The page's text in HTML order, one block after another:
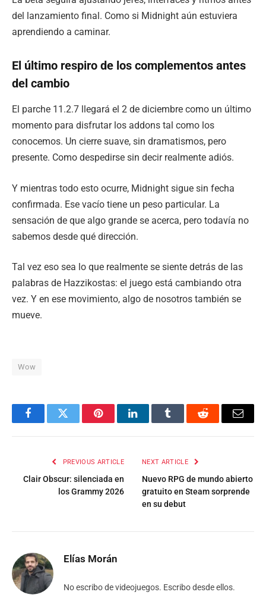
del lanzamiento final. Como si Midnight aún estuviera
aprendiendo a caminar.
El último respiro de los complementos antes
del cambio
El parche 11.2.7 llegará el 2 de diciembre como un último
momento para disfrutar los addons tal como los
conocemos. Un cierre suave, sin dramatismos, pero
presente. Como despedirse sin decir realmente adiós.
Y mientras todo esto ocurre, Midnight sigue sin fecha
confirmada. Ese vacío tiene un peso particular. La
sensación de que algo grande se acerca, pero todavía no
sabemos desde qué dirección.
Tal vez eso sea lo que realmente se siente detrás de las
palabras de Hazzikostas: el juego está cambiando otra
vez. Y en ese movimiento, algo de nosotros también se
mueve.
Wow
FacebookTwitter PinterestLinkedInTumblr Reddit Email
PREVIOUS ARTICLE
Clair Obscur: silenciada en
los Grammy 2026
NEXT ARTICLE
Nuevo RPG de mundo abierto
gratuito en Steam sorprende
en su debut
Elías Morán
No escribo de videojuegos. Escribo desde ellos.